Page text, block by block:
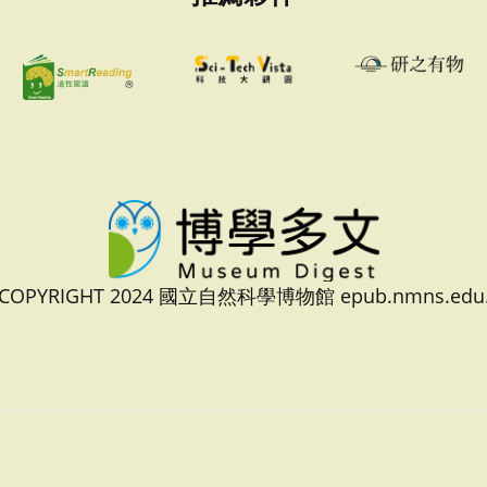
2024 國立自然科學博物館